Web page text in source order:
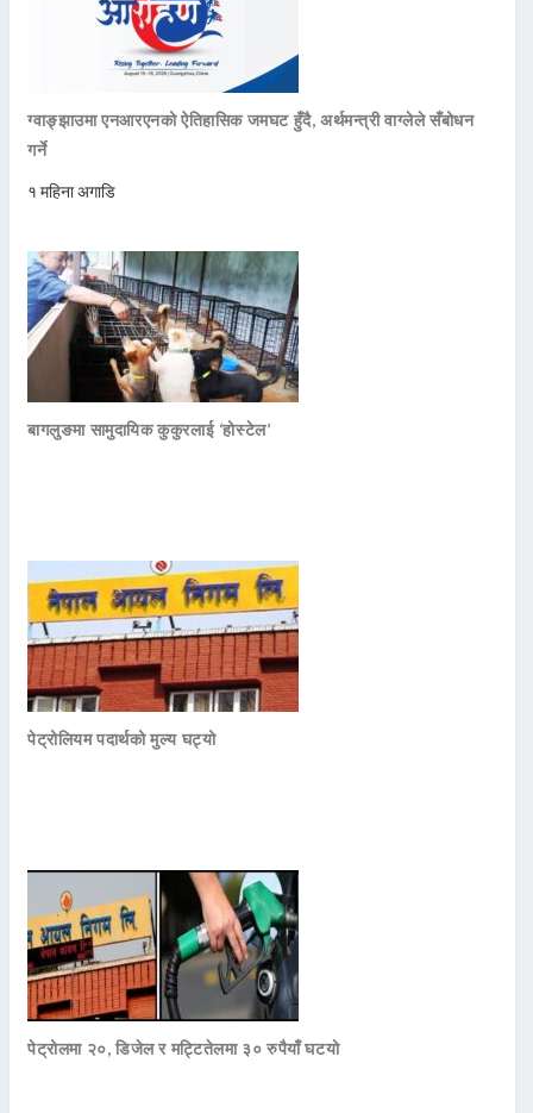
ग्वाङ्झाउमा एनआरएनको ऐतिहासिक जमघट हुँदै, अर्थमन्त्री वाग्लेले सँबोधन
गर्ने
१ महिना अगाडि
बागलुङमा सामुदायिक कुकुरलाई ‘होस्टेल’
पेट्रोलियम पदार्थको मुल्य घट्यो
पेट्रोलमा २०, डिजेल र मट्टितेलमा ३० रुपैयाँ घटयो